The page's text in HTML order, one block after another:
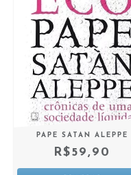
PAPE SATAN ALEPPE
R$59,90